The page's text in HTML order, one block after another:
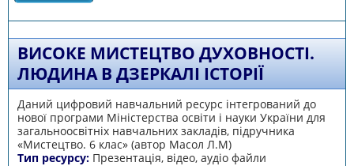
ВИСОКЕ МИСТЕЦТВО ДУХОВНОСТІ.
ЛЮДИНА В ДЗЕРКАЛІ ІСТОРІЇ
Даний цифровий навчальний ресурс інтегрований до
нової програми Міністерства освіти і науки України для
загальноосвітніх навчальних закладів, підручника
«Мистецтво. 6 клас» (автор Масол Л.М)
Тип ресурсу: Презентація, відео, аудіо файли